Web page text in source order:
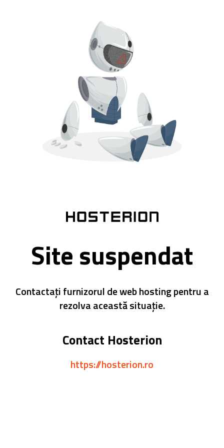
Site suspendat
Contactați furnizorul de web hosting pentru a
rezolva această situație.
Contact Hosterion
https://hosterion.ro